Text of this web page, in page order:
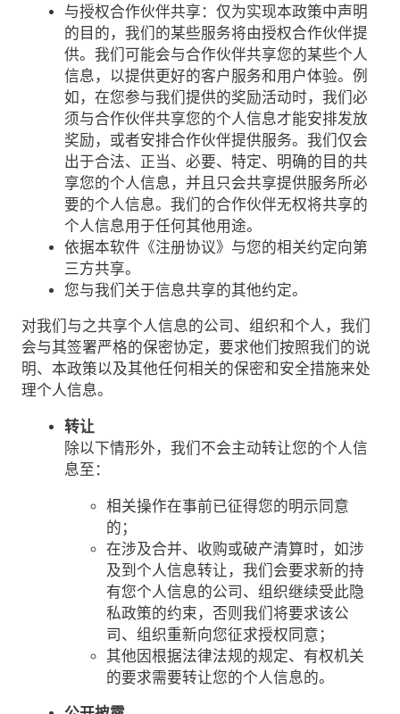
与授权合作伙伴共享：仅为实现本政策中声明
的目的，我们的某些服务将由授权合作伙伴提
供。我们可能会与合作伙伴共享您的某些个人
信息，以提供更好的客户服务和用户体验。例
如，在您参与我们提供的奖励活动时，我们必
须与合作伙伴共享您的个人信息才能安排发放
奖励，或者安排合作伙伴提供服务。我们仅会
出于合法、正当、必要、特定、明确的目的共
享您的个人信息，并且只会共享提供服务所必
要的个人信息。我们的合作伙伴无权将共享的
个人信息用于任何其他用途。
依据本软件《注册协议》与您的相关约定向第
三方共享。
您与我们关于信息共享的其他约定。
对我们与之共享个人信息的公司、组织和个人，我们
会与其签署严格的保密协定，要求他们按照我们的说
明、本政策以及其他任何相关的保密和安全措施来处
理个人信息。
转让
除以下情形外，我们不会主动转让您的个人信
息至：
相关操作在事前已征得您的明示同意
的；
在涉及合并、收购或破产清算时，如涉
及到个人信息转让，我们会要求新的持
有您个人信息的公司、组织继续受此隐
私政策的约束，否则我们将要求该公
司、组织重新向您征求授权同意；
其他因根据法律法规的规定、有权机关
的要求需要转让您的个人信息的。